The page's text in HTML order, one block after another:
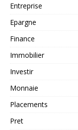
Entreprise
Epargne
Finance
Immobilier
Investir
Monnaie
Placements
Pret